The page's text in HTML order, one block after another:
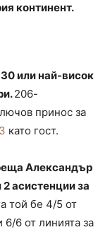
континент.
или най-висок
206-
принос за
като гост.
Александър
асистенции за
той бе 4/5 от
6/6 от линията за